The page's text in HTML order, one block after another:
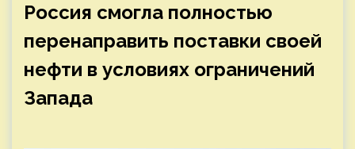
Россия смогла полностью
перенаправить поставки своей
нефти в условиях ограничений
Запада